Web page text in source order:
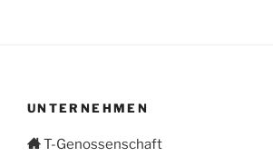
UNTERNEHMEN
T-Genossenschaft